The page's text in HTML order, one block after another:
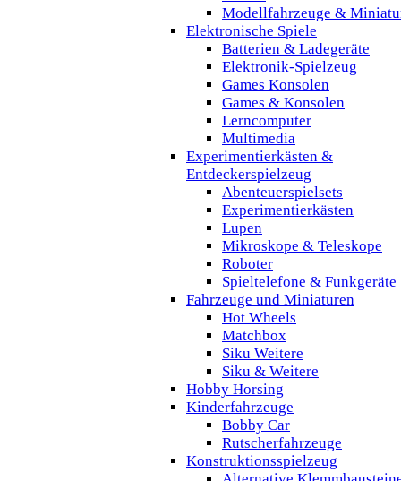
Modellfahrzeuge &
Elektronische Spiele
Batterien & Ladegeräte
Elektronik-Spielzeug
Games Konsolen
Games & Konsolen
Lerncomputer
Multimedia
Experimentierkästen &
Entdeckerspielzeug
Abenteuerspielsets
Experimentierkästen
Lupen
Mikroskope & Teleskope
Roboter
Spieltelefone & Funkgeräte
Fahrzeuge und Miniaturen
Hot Wheels
Matchbox
Siku Weitere
Siku & Weitere
Hobby Horsing
Kinderfahrzeuge
Bobby Car
Rutscherfahrzeuge
Konstruktionsspielzeug